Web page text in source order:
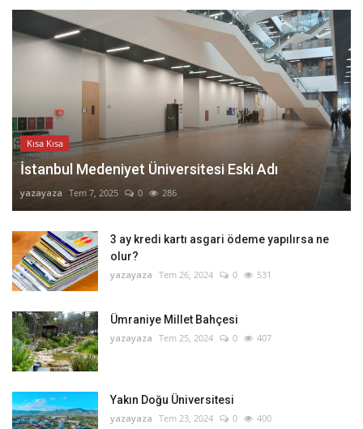
Kısa Kısa
İstanbul Medeniyet Üniversitesi Eski Adı
yazayaza Tem 7, 2025 0 286
3 ay kredi kartı asgari ödeme yapılırsa ne
olur?
yazayaza Tem 26, 2024 0 531
Ümraniye Millet Bahçesi
yazayaza Tem 25, 2024 0 407
Yakın Doğu Üniversitesi
yazayaza Tem 23, 2024 0 400